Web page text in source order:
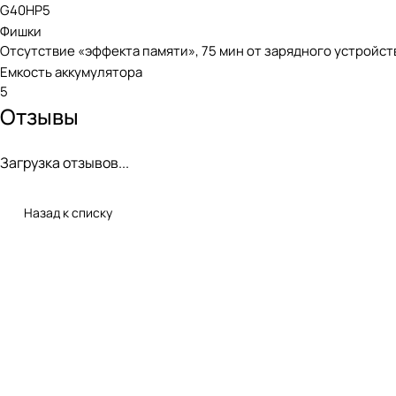
+4°C ~ + 40°C. Производитель оставляет за
Аккумуляторная линейка
большинства видов садовых работ.
G40HP5
Фишки
Отсутствие «эффекта памяти», 75 мин от зарядного
Емкость аккумулятора
5
Отзывы
Загрузка отзывов...
Назад к списку